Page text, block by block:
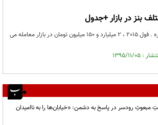
بنز در بازار +جدول
بنز S500 جدید کوپه . 4 نفره . فول 2015 ، 2 میلیارد و 150 میلیون تومان در بازار معامله می
مبعوثِ رودسر در پاسخ به دشمن: «خیابان‌ها را به ناامیدان